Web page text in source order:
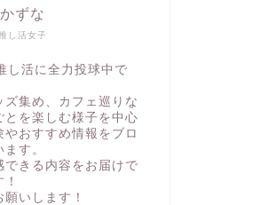
し活女子
かずな
し活に全力投球中で
ズ集め、カフェ巡りな
とを楽しむ様子を中心
やおすすめ情報をブロ
す。
できる内容をお届けで
いします！